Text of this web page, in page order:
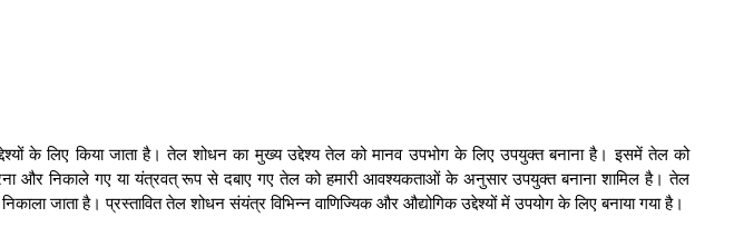
के लिए किया जाता है। तेल शोधन का मुख्य उद्देश्य तेल को मानव उपभोग के लिए उपयुक्त बनाना है। इसमें तेल को
और निकाले गए या यंत्रवत् रूप से दबाए गए तेल को हमारी आवश्यकताओं के अनुसार उपयुक्त बनाना शामिल है। तेल
है। प्रस्तावित तेल शोधन संयंत्र विभिन्न वाणिज्यिक और औद्योगिक उद्देश्यों में उपयोग के लिए बनाया गया है।